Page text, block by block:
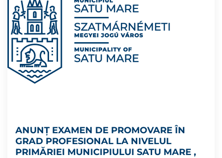
ANUNȚ EXAMEN DE PROMOVARE ÎN
GRAD PROFESIONAL LA NIVELUL
PRIMĂRIEI MUNICIPIULUI SATU MARE ,